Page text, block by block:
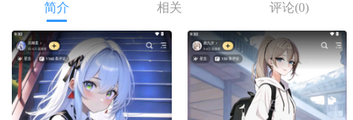
简介 相关 评论(0)